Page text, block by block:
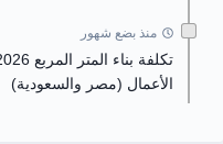
منذ بضع شهور
الأعمال (مصر والسعودية)